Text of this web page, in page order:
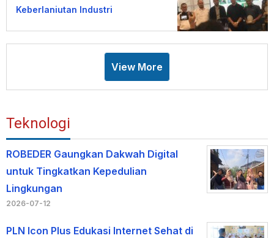
Keberlanjutan Industri
View More
Teknologi
ROBEDER Gaungkan Dakwah Digital
untuk Tingkatkan Kepedulian
Lingkungan
2026-07-12
PLN Icon Plus Edukasi Internet Sehat di